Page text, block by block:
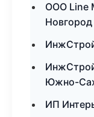
ООО Line
Новгород
Южно-
ИП